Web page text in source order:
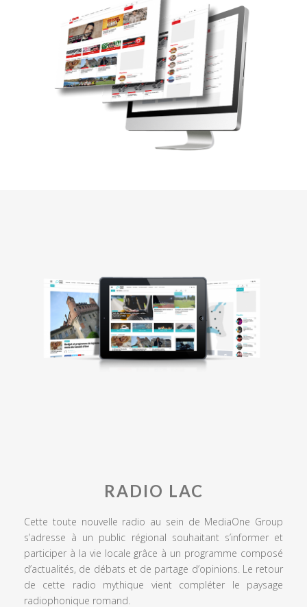
RADIO LAC
Cette toute nouvelle radio au sein de MediaOne Group
s’adresse à un public régional souhaitant s’informer et
participer à la vie locale grâce à un programme composé
d’actualités, de débats et de partage d’opinions. Le retour
de cette radio mythique vient compléter le paysage
radiophonique romand.